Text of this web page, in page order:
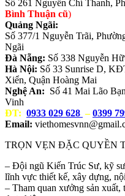
Số 261 Nguyễn Chí Thanh,
Bình Thuận cũ)
Quảng Ngãi:
Số 377/1 Nguyễn Trãi,
Ngãi
Đà Nẵng: Số 338 Nguyễn
Hà Nội: Số 33 Sunrise D,
Xiển, Quận Hoàng Mai
Nghệ An: Số 41 Mai Lão
Vinh
ĐT: 0933 029 628 –0399
Email:
TRỌN VẸN ĐẶC QUYỀN
– Đội ngũ Kiến Trúc Sư, kỹ
lĩnh vực thiết kế, xây dựng,
– Tham quan xưởng sản